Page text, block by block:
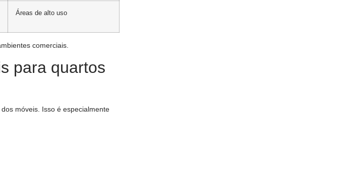
Áreas de alto uso
comerciais.
para quartos
móveis. Isso é especialmente